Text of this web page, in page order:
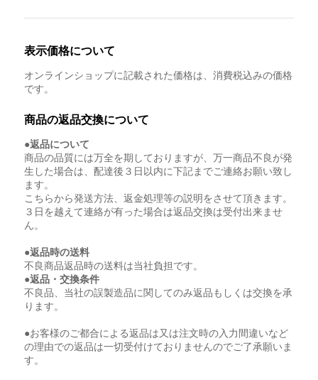
表示価格について
オンラインショップに記載された価格は、消費税込みの価格
です。
商品の返品交換について
●返品について
商品の品質には万全を期しておりますが、万一商品不良が発
生した場合は、配達後３日以内に下記までご連絡お願い致し
ます。
こちらから発送方法、返金処理等の説明をさせて頂きます。
３日を越えて連絡が有った場合は返品交換は受付出来ませ
ん。
●返品時の送料
不良商品返品時の送料は当社負担です。
●返品・交換条件
不良品、当社の誤製造品に関してのみ返品もしくは交換を承
ります。
●お客様のご都合による返品は又は注文時の入力間違いなど
の理由での返品は一切受付けておりませんのでご了承願いま
す。